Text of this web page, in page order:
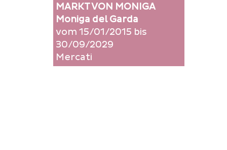
MARKT VON MONIGA
Moniga del Garda
vom 15/01/2015 bis
30/09/2029
Mercati